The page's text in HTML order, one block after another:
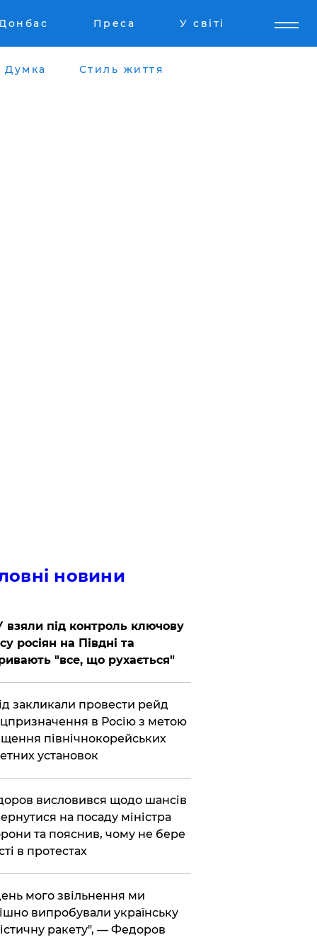
Преса У світі
Думка Стиль життя
новини
взяли під контроль ключову
росіян на Півдні та
"все, що рухається"
закликали провести рейд
в Росію з метою
північнокорейських
установок
висловився щодо шансів
на посаду міністра
та пояснив, чому не бере
в протестах
мого звільнення ми
випробували українську
ракету", — Федоров